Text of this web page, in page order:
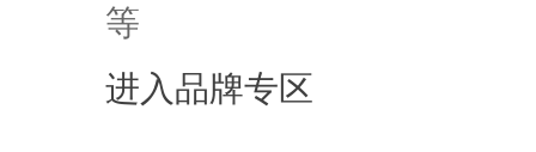
等
进入品牌专区